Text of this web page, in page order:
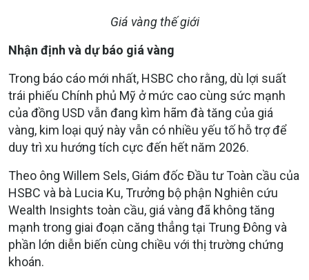
Giá vàng thế giới
Nhận định và dự báo giá vàng
Trong báo cáo mới nhất, HSBC cho rằng, dù lợi suất
trái phiếu Chính phủ Mỹ ở mức cao cùng sức mạnh
của đồng USD vẫn đang kìm hãm đà tăng của giá
vàng, kim loại quý này vẫn có nhiều yếu tố hỗ trợ để
duy trì xu hướng tích cực đến hết năm 2026.
Theo ông Willem Sels, Giám đốc Đầu tư Toàn cầu của
HSBC và bà Lucia Ku, Trưởng bộ phận Nghiên cứu
Wealth Insights toàn cầu, giá vàng đã không tăng
mạnh trong giai đoạn căng thẳng tại Trung Đông và
phần lớn diễn biến cùng chiều với thị trường chứng
khoán.